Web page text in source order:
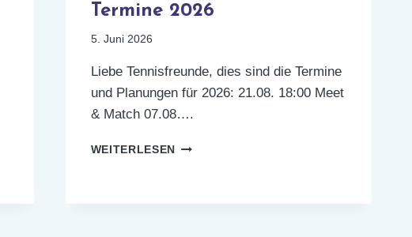
Termine 2026
5. Juni 2026
Liebe Tennisfreunde, dies sind die Termine
und Planungen für 2026: 21.08. 18:00 Meet
& Match 07.08….
WEITERLESEN
TERMINE